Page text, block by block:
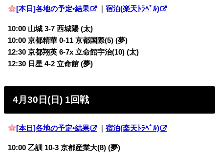
[本日]各地の予定•結果 ｜宿泊(楽天ﾄﾗﾍﾞﾙ)
10:00 山城 3-7 西城陽 (太)
10:00 京都精華 0-11 京都国際(5) (夢)
12:30 京都翔英 6-7x 立命館宇治(10) (太)
12:30 日星 4-2 立命館 (夢)
4月30日(日) 1回戦
[本日]各地の予定•結果 ｜宿泊(楽天ﾄﾗﾍﾞﾙ)
10:00 乙訓 10-3 京都産業大(8) (夢)